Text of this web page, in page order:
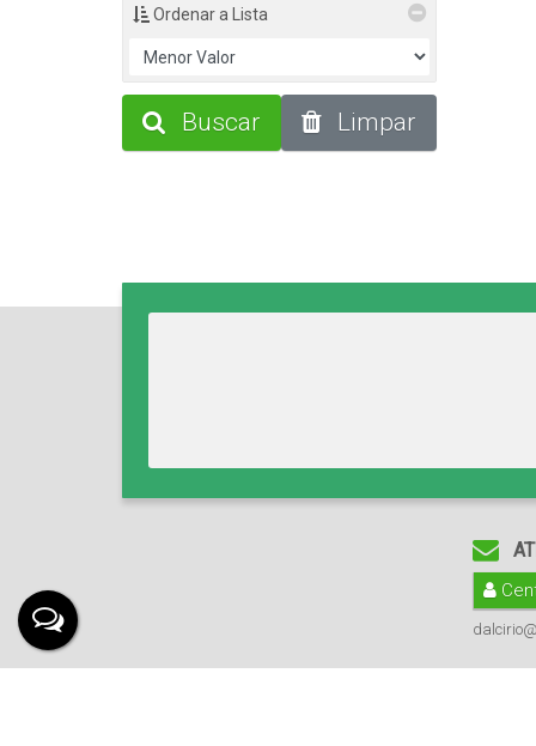
Ordenar a Lista
Buscar Limpar